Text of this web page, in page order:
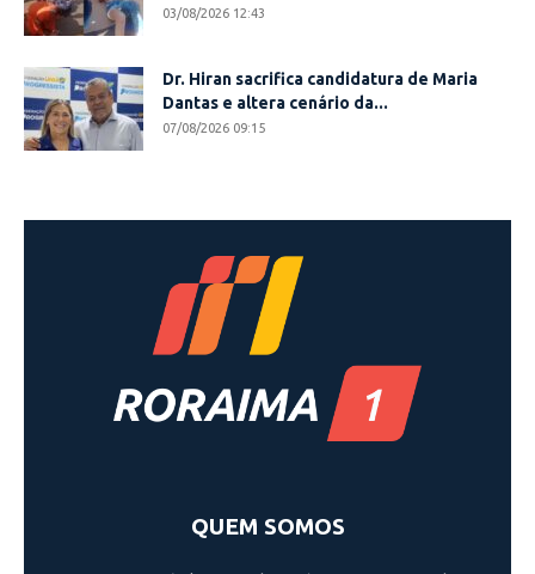
03/08/2026 12:43
Dr. Hiran sacrifica candidatura de Maria
Dantas e altera cenário da...
07/08/2026 09:15
QUEM SOMOS